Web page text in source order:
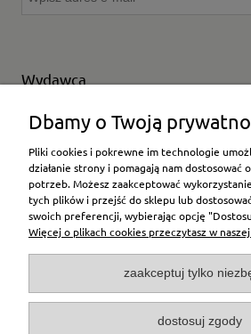
Wydawca
Wybierz producenta
Moje konto
Płatności i dostawa
Pomoc
O firmie
Dbamy o Twoją
Pliki cookies i pokrewne im technologie
działanie strony i pomagają nam dostosować
potrzeb. Możesz zaakceptować
tych plików i przejść do sklepu lub
swoich preferencji, wybierając opcję
Więcej o plikach cookies przeczytasz w
zaakceptuj tylko
dostosuj zgody